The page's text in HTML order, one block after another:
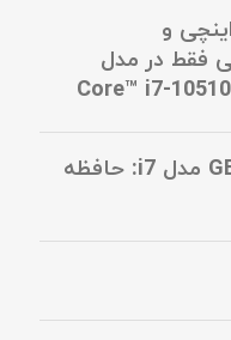
صفحه نمایش 13 اینچی و
فقط در مدل
مدل i5: حافظه 8 GB مدل i7: حافظه